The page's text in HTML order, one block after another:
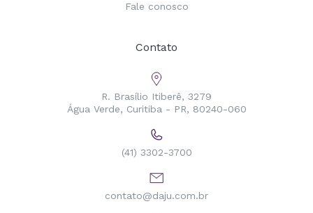
Fale conosco
Contato
R. Brasílio Itiberê, 3279
Água Verde, Curitiba - PR, 80240-060
(41) 3302-3700
contato@daju.com.br